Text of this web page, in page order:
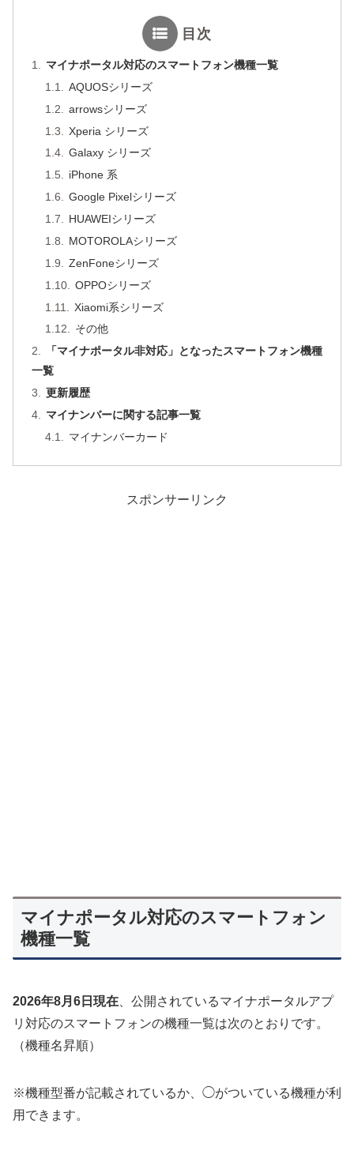
目次
マイナポータル対応のスマートフォン機種一覧
AQUOSシリーズ
arrowsシリーズ
Xperia シリーズ
Galaxy シリーズ
iPhone 系
Google Pixelシリーズ
HUAWEIシリーズ
MOTOROLAシリーズ
ZenFoneシリーズ
OPPOシリーズ
Xiaomi系シリーズ
その他
「マイナポータル非対応」となったスマートフォン機種
一覧
更新履歴
マイナンバーに関する記事一覧
マイナンバーカード
スポンサーリンク
マイナポータル対応のスマートフォン
機種一覧
2026年8月6日現在、公開されているマイナポータルアプ
リ対応のスマートフォンの機種一覧は次のとおりです。
（機種名昇順）
※機種型番が記載されているか、◯がついている機種が利
用できます。